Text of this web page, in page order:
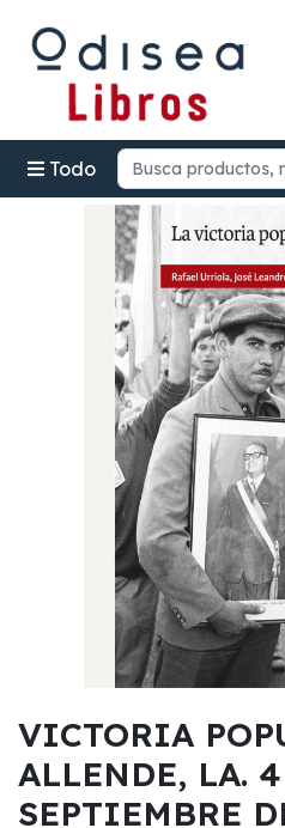
Todo
VICTORIA
ALLENDE, LA.
SEPTIEMBRE